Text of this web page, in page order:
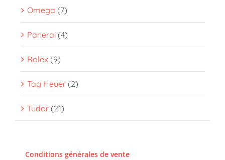
Omega (7)
Panerai (4)
Rolex (9)
Tag Heuer (2)
Tudor (21)
Conditions générales de vente